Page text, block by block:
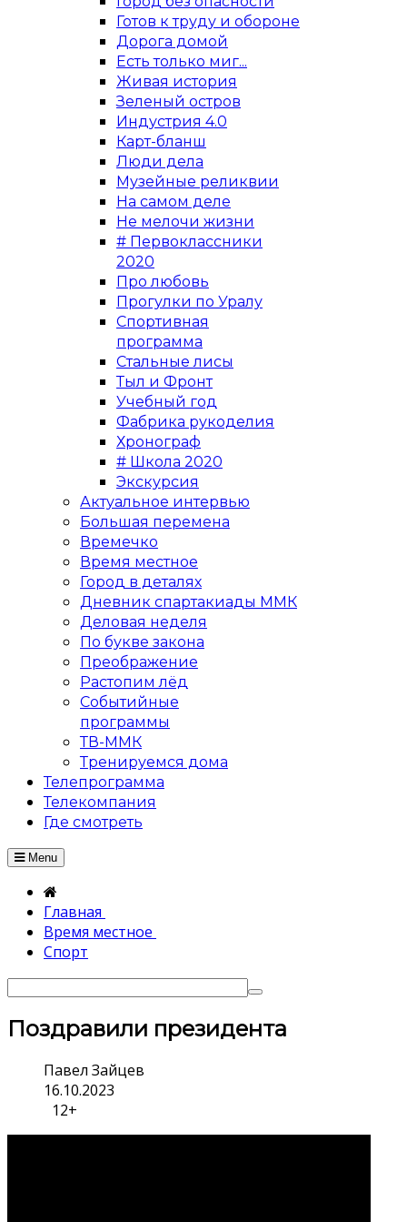
Готов к труду и обороне
Дорога домой
Есть только миг...
Живая история
Зеленый остров
Индустрия 4.0
Карт-бланш
Люди дела
Музейные реликвии
На самом деле
Не мелочи жизни
# Первоклассники
2020
Про любовь
Прогулки по Уралу
Спортивная
программа
Стальные лисы
Тыл и Фронт
Учебный год
Фабрика рукоделия
Хронограф
# Школа 2020
Экскурсия
Актуальное интервью
Большая перемена
Времечко
Время местное
Город в деталях
Дневник спартакиады ММК
Деловая неделя
По букве закона
Преображение
Растопим лёд
Событийные
программы
ТВ-ММК
Тренируемся дома
Телепрограмма
Телекомпания
Где смотреть
Menu
Главная
Время местное
Спорт
Поздравили президента
Павел Зайцев
16.10.2023
12+